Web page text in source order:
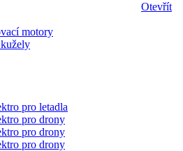
Otevřít
motory
pro letadla
pro drony
pro drony
pro drony